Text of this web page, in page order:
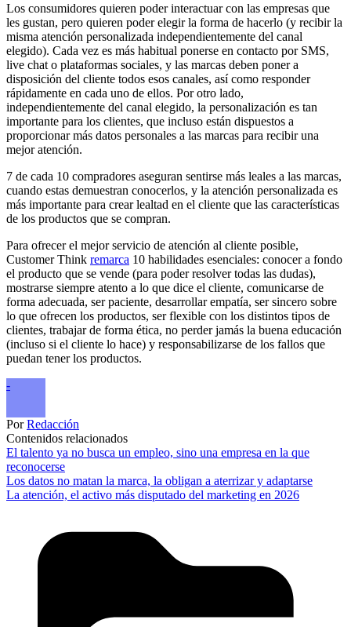
Los consumidores quieren poder interactuar con las empresas que
les gustan, pero quieren poder elegir la forma de hacerlo (y recibir la
misma atención personalizada independientemente del canal
elegido). Cada vez es más habitual ponerse en contacto por SMS,
live chat o plataformas sociales, y las marcas deben poner a
disposición del cliente todos esos canales, así como responder
rápidamente en cada uno de ellos. Por otro lado,
independientemente del canal elegido, la personalización es tan
importante para los clientes, que incluso están dispuestos a
proporcionar más datos personales a las marcas para recibir una
mejor atención.
7 de cada 10 compradores aseguran sentirse más leales a las marcas,
cuando estas demuestran conocerlos, y la atención personalizada es
más importante para crear lealtad en el cliente que las características
de los productos que se compran.
Para ofrecer el mejor servicio de atención al cliente posible,
Customer Think remarca 10 habilidades esenciales: conocer a fondo
el producto que se vende (para poder resolver todas las dudas),
mostrarse siempre atento a lo que dice el cliente, comunicarse de
forma adecuada, ser paciente, desarrollar empatía, ser sincero sobre
lo que ofrecen los productos, ser flexible con los distintos tipos de
clientes, trabajar de forma ética, no perder jamás la buena educación
(incluso si el cliente lo hace) y responsabilizarse de los fallos que
puedan tener los productos.
-
PorRedacción
Contenidos relacionados
El talento ya no busca un empleo, sino una empresa en la que
reconocerse
Los datos no matan la marca, la obligan a aterrizar y adaptarse
La atención, el activo más disputado del marketing en 2026